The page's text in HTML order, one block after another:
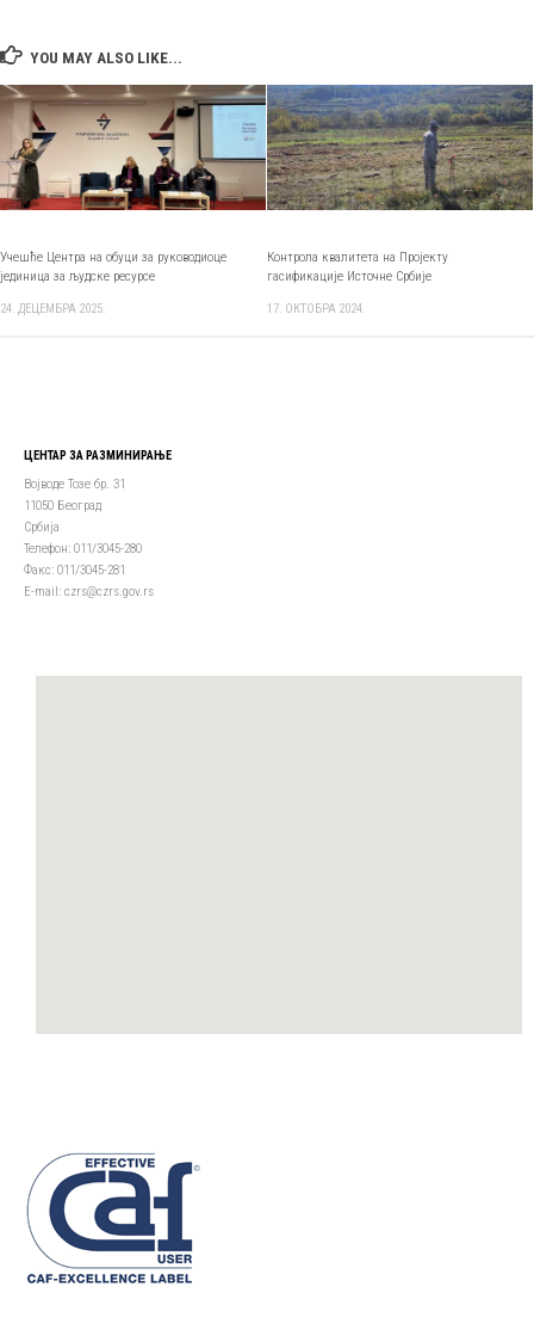
YOU MAY ALSO LIKE...
Учешће Центра на обуци за руководиоце
јединица за људске ресурсе
24. ДЕЦЕМБРА 2025.
Контрола квалитета на Пројекту
гасификације Источне Србије
17. ОКТОБРА 2024.
ЦЕНТАР ЗА РАЗМИНИРАЊЕ
Војводе Тозе бр. 31
11050 Београд
Србија
Телефон: 011/3045-280
Факс: 011/3045-281
Е-mail: czrs@czrs.gov.rs